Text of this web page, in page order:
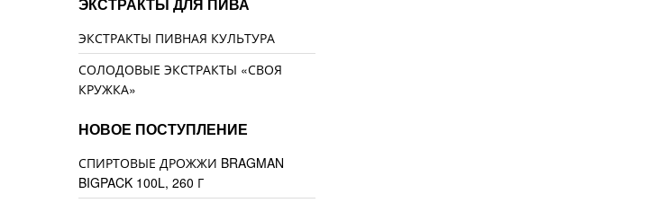
ЭКСТРАКТЫ ДЛЯ ПИВА
ЭКСТРАКТЫ ПИВНАЯ КУЛЬТУРА
СОЛОДОВЫЕ ЭКСТРАКТЫ «СВОЯ
КРУЖКА»
НОВОЕ ПОСТУПЛЕНИЕ
СПИРТОВЫЕ ДРОЖЖИ BRAGMAN
BIGPACK 100L, 260 Г